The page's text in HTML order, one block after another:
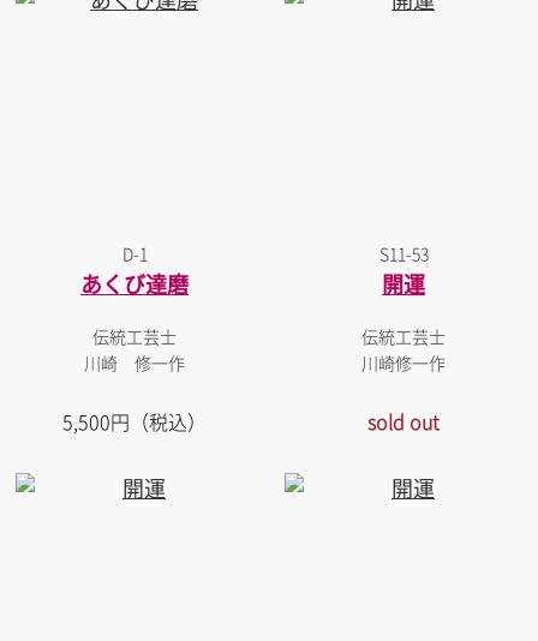
D-1
あくび達磨
伝統工芸士
川崎 修一作
5,500円（税込）
S11-53
開運
伝統工芸士
川崎修一作
sold out